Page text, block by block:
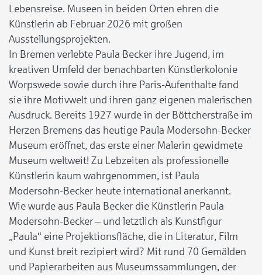
Lebensreise. Museen in beiden Orten ehren die
Künstlerin ab Februar 2026 mit großen
Ausstellungsprojekten.
In Bremen verlebte Paula Becker ihre Jugend, im
kreativen Umfeld der benachbarten Künstlerkolonie
Worpswede sowie durch ihre Paris-Aufenthalte fand
sie ihre Motivwelt und ihren ganz eigenen malerischen
Ausdruck. Bereits 1927 wurde in der Böttcherstraße im
Herzen Bremens das heutige Paula Modersohn-Becker
Museum eröffnet, das erste einer Malerin gewidmete
Museum weltweit! Zu Lebzeiten als professionelle
Künstlerin kaum wahrgenommen, ist Paula
Modersohn-Becker heute international anerkannt.
Wie wurde aus Paula Becker die Künstlerin Paula
Modersohn-Becker – und letztlich als Kunstfigur
„Paula“ eine Projektionsfläche, die in Literatur, Film
und Kunst breit rezipiert wird? Mit rund 70 Gemälden
und Papierarbeiten aus Museumssammlungen, der